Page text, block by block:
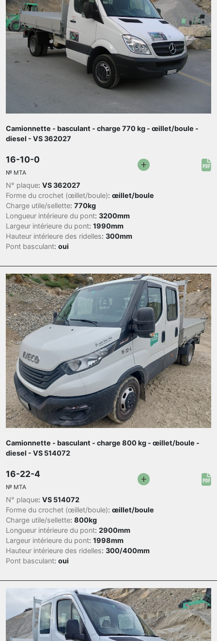
Camionnette - basculant - charge 770 kg - œillet/boule -
diesel - VS 362027
N° plaque: VS 362027
Forme du crochet (œillet/boule): œillet/boule
Charge utile/sellette: 770kg
Longueur intérieure du pont: 3200mm
Largeur intérieure du pont: 1990mm
Hauteur intérieure des ridelles: 300mm
Pont basculant: oui
16-10-0
№ MTA
Camionnette - basculant - charge 800 kg - œillet/boule -
diesel - VS 514072
N° plaque: VS 514072
Forme du crochet (œillet/boule): œillet/boule
Charge utile/sellette: 800kg
Longueur intérieure du pont: 2900mm
Largeur intérieure du pont: 1998mm
Hauteur intérieure des ridelles: 300/400mm
Pont basculant: oui
16-22-4
№ MTA